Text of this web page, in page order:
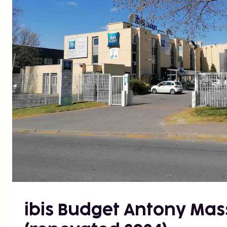
ibis Budget Antony